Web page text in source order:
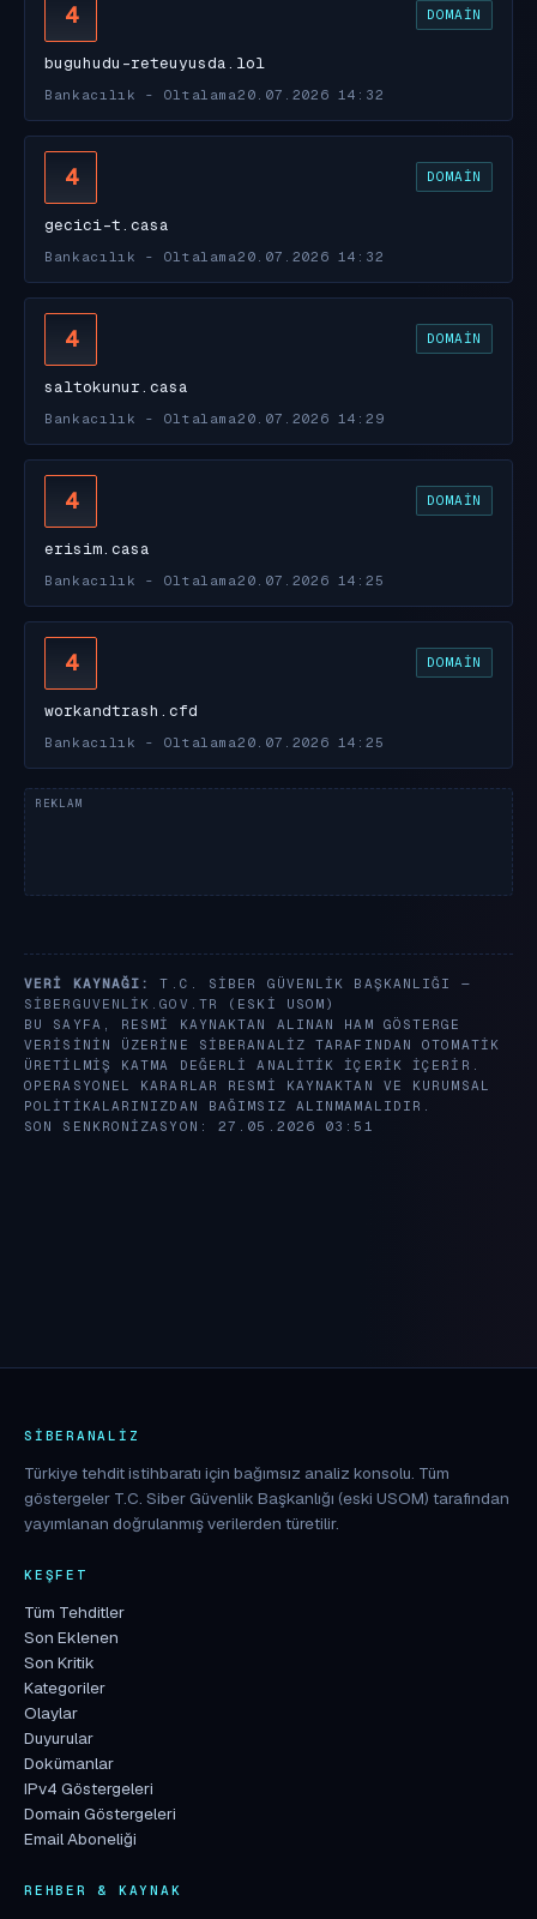
4 DOMAIN
buguhudu-reteuyusda.lol
Bankacılık - Oltalama20.07.2026 14:32
4 DOMAIN
gecici-t.casa
Bankacılık - Oltalama20.07.2026 14:32
4 DOMAIN
saltokunur.casa
Bankacılık - Oltalama20.07.2026 14:29
4 DOMAIN
erisim.casa
Bankacılık - Oltalama20.07.2026 14:25
4 DOMAIN
workandtrash.cfd
Bankacılık - Oltalama20.07.2026 14:25
VERI KAYNAĞI:
T.C. SIBER GÜVENLIK BAŞKANLIĞI —
SIBERGUVENLIK.GOV.TR
(ESKI USOM)
BU SAYFA, RESMI KAYNAKTAN ALINAN HAM GÖSTERGE
VERISININ ÜZERINE SIBERANALIZ TARAFINDAN OTOMATIK
ÜRETILMIŞ KATMA DEĞERLI ANALITIK IÇERIK IÇERIR.
OPERASYONEL KARARLAR RESMI KAYNAKTAN VE KURUMSAL
POLITIKALARINIZDAN BAĞIMSIZ ALINMAMALIDIR.
SON SENKRONIZASYON: 27.05.2026 03:51
SIBERANALIZ
Türkiye tehdit istihbaratı için bağımsız analiz konsolu. Tüm
göstergeler T.C. Siber Güvenlik Başkanlığı (eski USOM) tarafından
yayımlanan doğrulanmış verilerden türetilir.
KEŞFET
Tüm Tehditler
Son Eklenen
Son Kritik
Kategoriler
Olaylar
Duyurular
Dokümanlar
IPv4 Göstergeleri
Domain Göstergeleri
Email Aboneliği
REHBER & KAYNAK